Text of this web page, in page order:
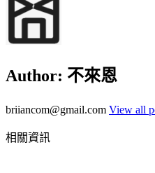
Author: 不來恩
briiancom@gmail.com View all
相關資訊